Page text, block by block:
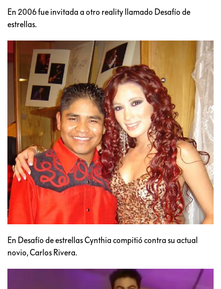
En 2006 fue invitada a otro reality llamado Desafío de
estrellas.
En Desafío de estrellas Cynthia compitió contra su actual
novio, Carlos Rivera.